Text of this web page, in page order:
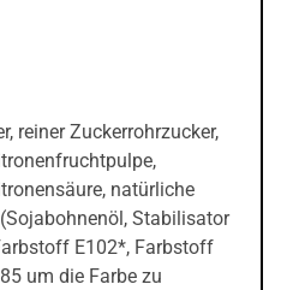
reiner Zuckerrohrzucker,
natürliche
Stabilisator
E102*, Farbstoff
um die Farbe zu